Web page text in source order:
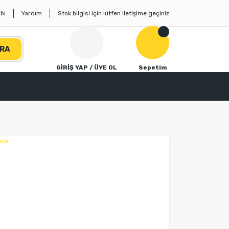
Yardım Stok bilgisi için lütfen iletişime geçiniz
GİRİŞ YAP / ÜYE OL Sepetim